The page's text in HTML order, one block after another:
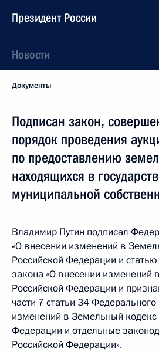
Президент России
Новости
Документы
Подписан закон,
порядок проведения
по предоставлению
находящихся в
муниципальной
Владимир Путин подписал
«О внесении изменений в
Российской Федерации и
закона «О внесении изменений
Российской Федерации и
части 7 статьи 34
изменений в Земельный кодекс
Федерации и отдельные
Российской Федерации».